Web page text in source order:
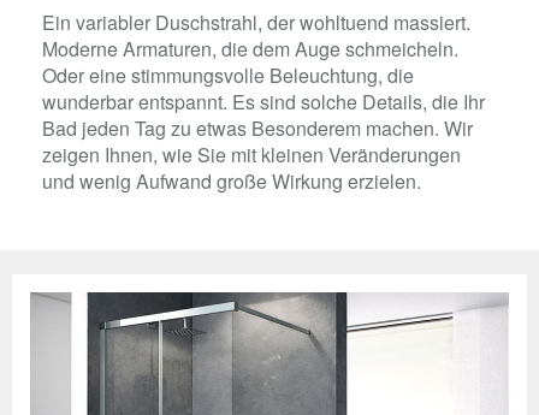
Ein variabler Duschstrahl, der wohltuend massiert.
Moderne Armaturen, die dem Auge schmeicheln.
Oder eine stimmungsvolle Beleuchtung, die
wunderbar entspannt. Es sind solche Details, die Ihr
Bad jeden Tag zu etwas Besonderem machen. Wir
zeigen Ihnen, wie Sie mit kleinen Veränderungen
und wenig Aufwand große Wirkung erzielen.